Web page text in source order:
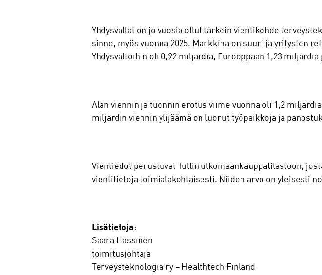
Yhdysvallat on jo vuosia ollut tärkein vientikohde
sinne, myös vuonna 2025. Markkina on suuri ja yritysten
Yhdysvaltoihin oli 0,92 miljardia, Eurooppaan 1,23 miljardia
Alan viennin ja tuonnin erotus viime vuonna oli 1,2
miljardin viennin ylijäämä on luonut työpaikkoja ja
Vientiedot perustuvat Tullin ulkomaankauppatilastoon,
vientitietoja toimialakohtaisesti. Niiden arvo on yleisesti
Lisätietoja:
Saara Hassinen
toimitusjohtaja
Terveysteknologia ry – Healthtech Finland